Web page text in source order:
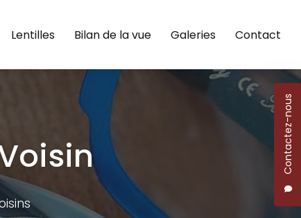
Contactez-nous
Lentilles Bilan de la vue Galeries Contact